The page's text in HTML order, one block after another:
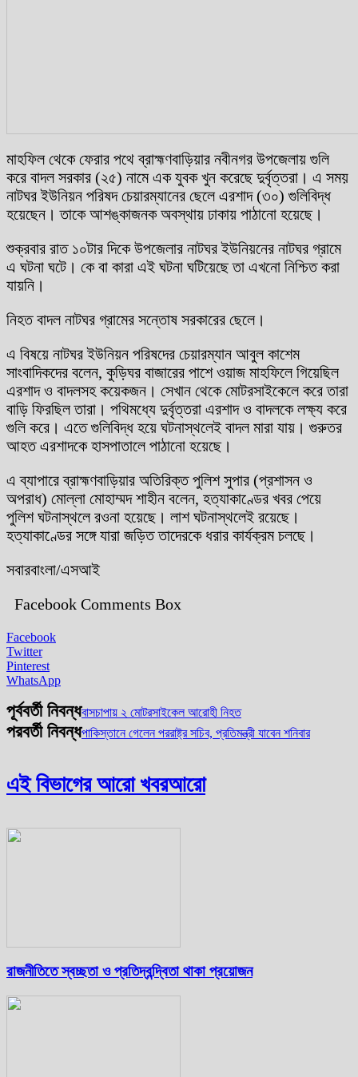
মাহফিল থেকে ফেরার পথে ব্রাহ্মণবাড়িয়ার নবীনগর উপজেলায় গুলি
করে বাদল সরকার (২৫) নামে এক যুবক খুন করেছে দুর্বৃত্তরা। এ সময়
নাটঘর ইউনিয়ন পরিষদ চেয়ারম্যানের ছেলে এরশাদ (৩০) গুলিবিদ্ধ
হয়েছেন। তাকে আশঙ্কাজনক অবস্থায় ঢাকায় পাঠানো হয়েছে।
শুক্রবার রাত ১০টার দিকে উপজেলার নাটঘর ইউনিয়নের নাটঘর গ্রামে
এ ঘটনা ঘটে। কে বা কারা এই ঘটনা ঘটিয়েছে তা এখনো নিশ্চিত করা
যায়নি।
নিহত বাদল নাটঘর গ্রামের সন্তোষ সরকারের ছেলে।
এ বিষয়ে নাটঘর ইউনিয়ন পরিষদের চেয়ারম্যান আবুল কাশেম
সাংবাদিকদের বলেন, কুড়িঘর বাজারের পাশে ওয়াজ মাহফিলে গিয়েছিল
এরশাদ ও বাদলসহ কয়েকজন। সেখান থেকে মোটরসাইকেলে করে তারা
বাড়ি ফিরছিল তারা। পথিমধ্যে দুর্বৃত্তরা এরশাদ ও বাদলকে লক্ষ্য করে
গুলি করে। এতে গুলিবিদ্ধ হয়ে ঘটনাস্থলেই বাদল মারা যায়। গুরুতর
আহত এরশাদকে হাসপাতালে পাঠানো হয়েছে।
এ ব্যাপারে ব্রাহ্মণবাড়িয়ার অতিরিক্ত পুলিশ সুপার (প্রশাসন ও
অপরাধ) মোল্লা মোহাম্মদ শাহীন বলেন, হত্যাকাণ্ডের খবর পেয়ে
পুলিশ ঘটনাস্থলে রওনা হয়েছে। লাশ ঘটনাস্থলেই রয়েছে।
হত্যাকাণ্ডের সঙ্গে যারা জড়িত তাদেরকে ধরার কার্যক্রম চলছে।
সবারবাংলা/এসআই
Facebook Comments Box
Facebook
Twitter
Pinterest
WhatsApp
পূর্ববর্তী নিবন্ধবাসচাপায় ২ মোটরসাইকেল আরোহী নিহত
পরবর্তী নিবন্ধপাকিস্তানে গেলেন পররাষ্ট্র সচিব, প্রতিমন্ত্রী যাবেন শনিবার
এই বিভাগের আরো খবরআরো
রাজনীতিতে স্বচ্ছতা ও প্রতিদ্বন্দ্বিতা থাকা প্রয়োজন